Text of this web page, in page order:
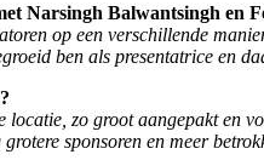
Narsingh Balwantsingh en
op een verschillende
ben als presentatrice en
locatie, zo groot aangepakt en
sponsoren en meer